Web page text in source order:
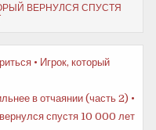
ВЕРНУЛСЯ СПУСТЯ
• Игрок, который
в отчаянии (часть 2) •
спустя 10 000 лет